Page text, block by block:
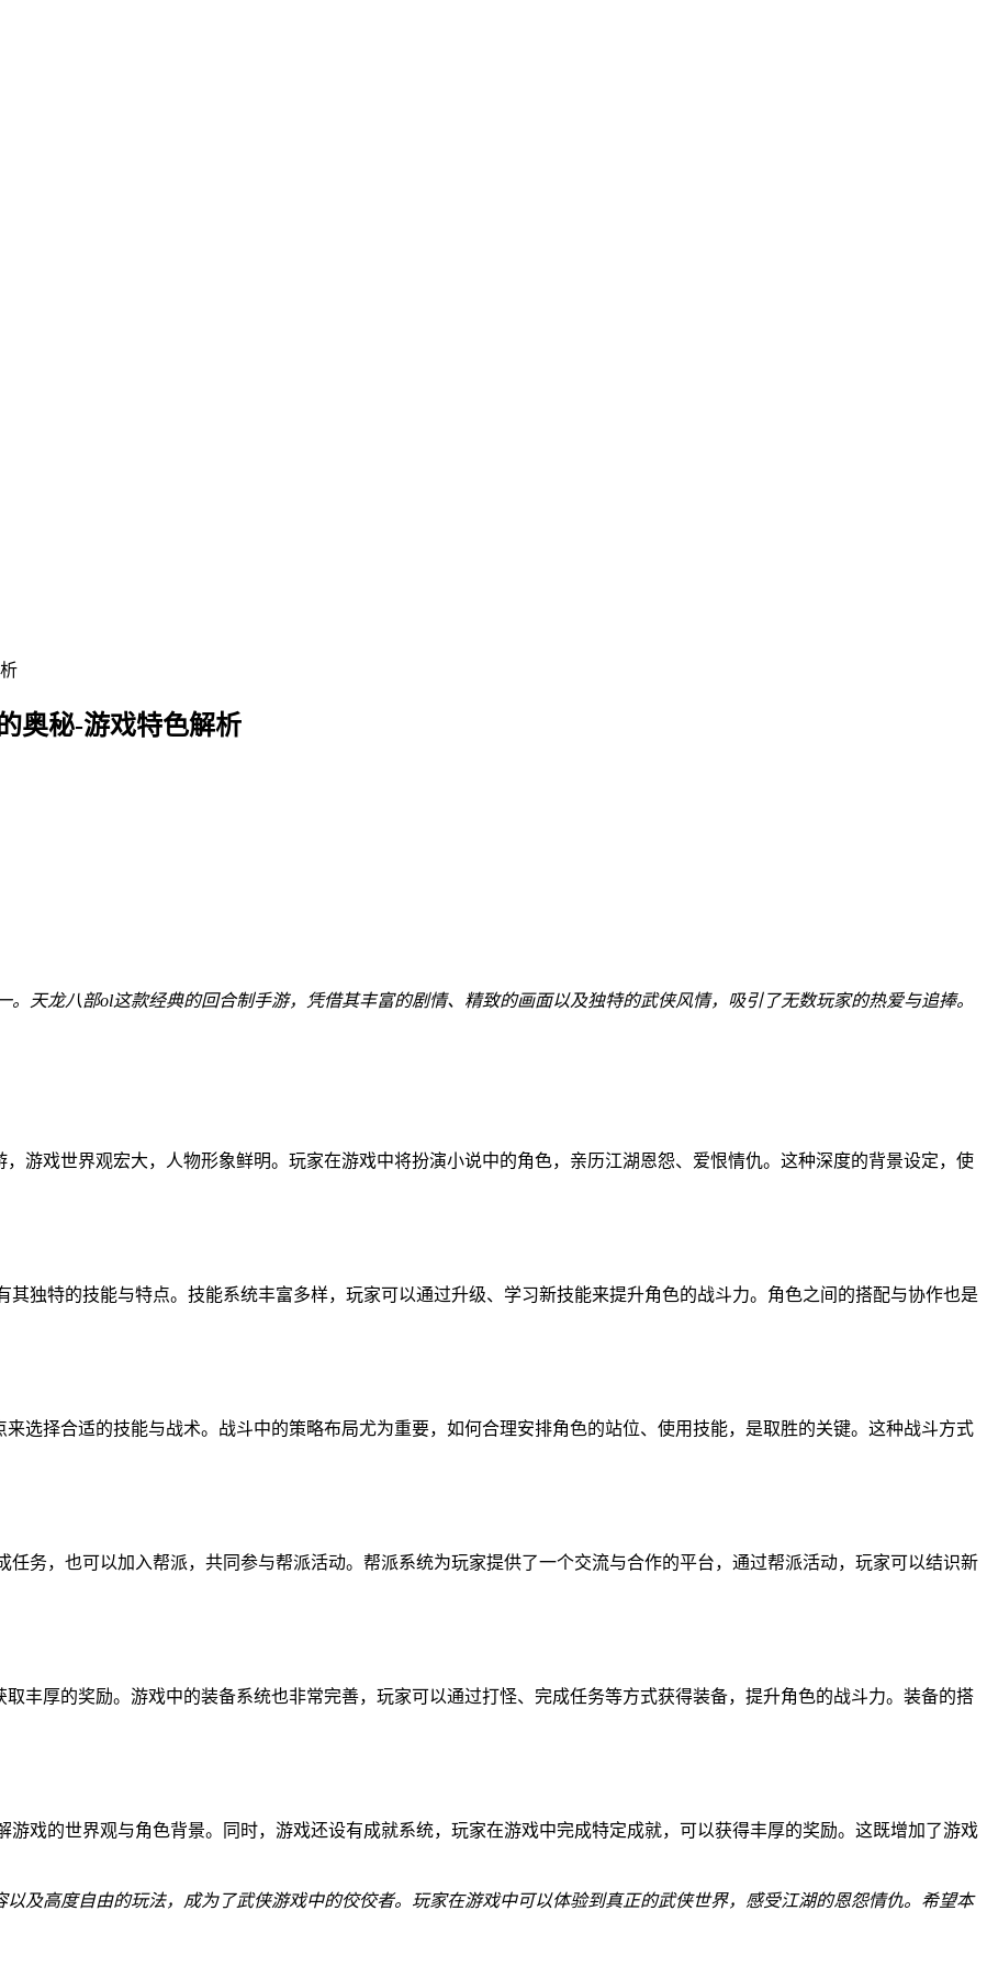
奥秘-游戏特色解析
天龙八部ol这款经典的回合制手游，凭借其丰富的剧情、精致的画面以及独特的武侠风情，吸引了无数玩家的热爱与追捧。
游戏世界观宏大，人物形象鲜明。玩家在游戏中将扮演小说中的角色，亲历江湖恩怨、爱恨情仇。这种深度的背景设定，使
独特的技能与特点。技能系统丰富多样，玩家可以通过升级、学习新技能来提升角色的战斗力。角色之间的搭配与协作也是
选择合适的技能与战术。战斗中的策略布局尤为重要，如何合理安排角色的站位、使用技能，是取胜的关键。这种战斗方式
务，也可以加入帮派，共同参与帮派活动。帮派系统为玩家提供了一个交流与合作的平台，通过帮派活动，玩家可以结识新
丰厚的奖励。游戏中的装备系统也非常完善，玩家可以通过打怪、完成任务等方式获得装备，提升角色的战斗力。装备的搭
戏的世界观与角色背景。同时，游戏还设有成就系统，玩家在游戏中完成特定成就，可以获得丰厚的奖励。这既增加了游戏
及高度自由的玩法，成为了武侠游戏中的佼佼者。玩家在游戏中可以体验到真正的武侠世界，感受江湖的恩怨情仇。希望本